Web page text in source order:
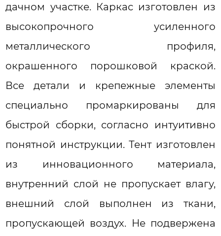
дачном участке. Каркас изготовлен из
высокопрочного усиленного
металлического профиля,
окрашенного порошковой краской.
Все детали и крепежные элементы
специально промаркированы для
быстрой сборки, согласно интуитивно
понятной инструкции. Тент изготовлен
из инновационного материала,
внутренний слой не пропускает влагу,
внешний слой выполнен из ткани,
пропускающей воздух. Не подвержена